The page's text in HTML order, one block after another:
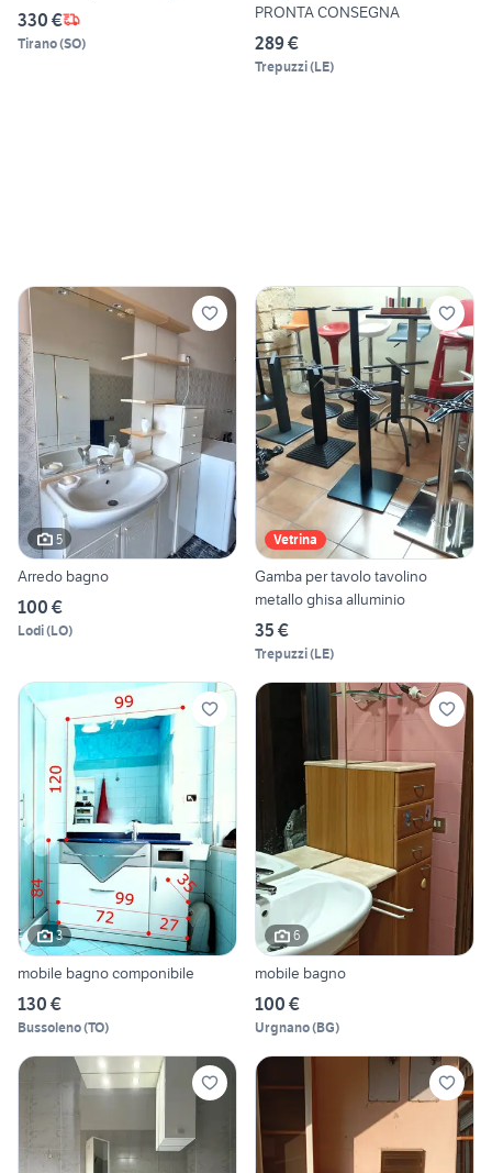
330 €
Tirano(SO)
PRONTA CONSEGNA
289 €
Trepuzzi(LE)
5
Arredo bagno
100 €
Lodi(LO)
Vetrina
Gamba per tavolo tavolino
metallo ghisa alluminio
35 €
Trepuzzi(LE)
3
mobile bagno componibile
130 €
Bussoleno(TO)
6
mobile bagno
100 €
Urgnano(BG)